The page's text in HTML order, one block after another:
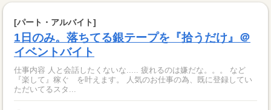
[パート・アルバイト]
1日のみ。落ちてる銀テープを『拾うだけ』＠
イベントバイト
仕事内容 人と会話したくないな..... 疲れるのは嫌だな。。。 など
『楽して』稼ぐ を叶えます。 人気のお仕事の為、既に登録してい
ただいてるスタ...